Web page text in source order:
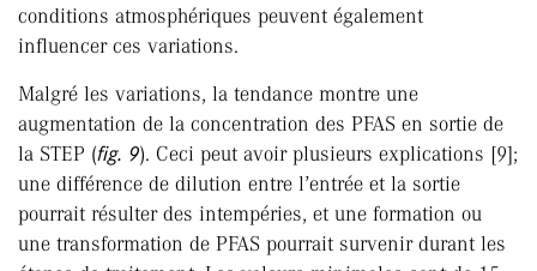
conditions atmosphériques peuvent également
influencer ces variations.
Malgré les variations, la tendance montre une
augmentation de la concentration des PFAS en sortie de
la STEP (fig. 9). Ceci peut avoir plusieurs explications [9];
une différence de dilution entre l’entrée et la sortie
pourrait résulter des intempéries, et une formation ou
une transformation de PFAS pourrait survenir durant les